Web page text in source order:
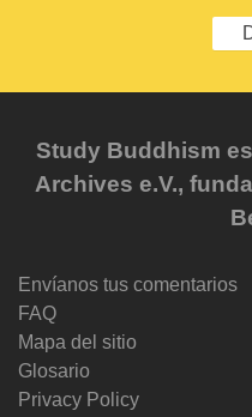
Study Buddhism
Archives e.V.,
Envíanos tus comentarios
FAQ
Mapa del sitio
Glosario
Privacy Policy